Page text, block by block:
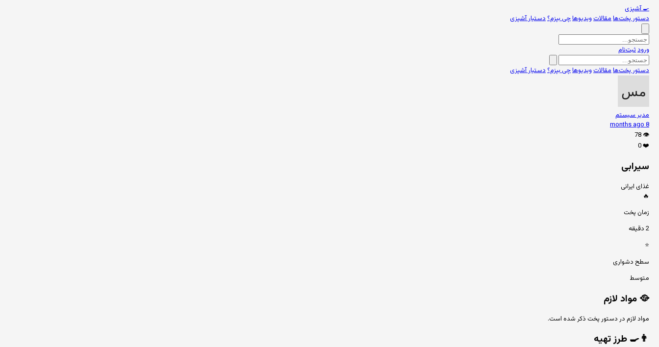
🍳آشپزی
دستور پخت‌هامقالاتویدیوهاچی بپزم؟دستیار آشپزی
ورودثبت‌نام
دستور پخت‌هامقالاتویدیوهاچی بپزم؟دستیار آشپزی
مدیر سیستم
8 months ago
👁️
78
❤️
0
سیرابی
غذای ایرانی
🔥
زمان پخت
2 دقیقه
⭐
سطح دشواری
متوسط
🥘 مواد لازم
مواد لازم در دستور پخت ذکر شده است.
👨‍🍳 طرز تهیه